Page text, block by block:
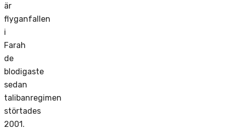
är
flyganfallen
i
Farah
de
blodigaste
sedan
talibanregimen
störtades
2001.